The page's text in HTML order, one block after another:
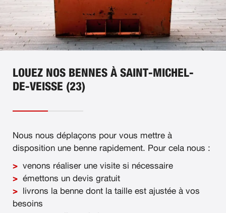
LOUEZ NOS BENNES À SAINT-MICHEL-
DE-VEISSE (23)
Nous nous déplaçons pour vous mettre à
disposition une benne rapidement. Pour cela nous :
venons réaliser une visite si nécessaire
émettons un devis gratuit
livrons la benne dont la taille est ajustée à vos
besoins